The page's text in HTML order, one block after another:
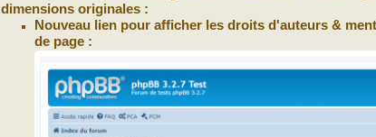
dimensions originales :
Nouveau lien pour afficher les droits d'auteurs &
de page :